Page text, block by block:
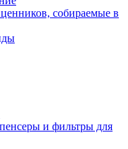
собираемые в
и фильтры для